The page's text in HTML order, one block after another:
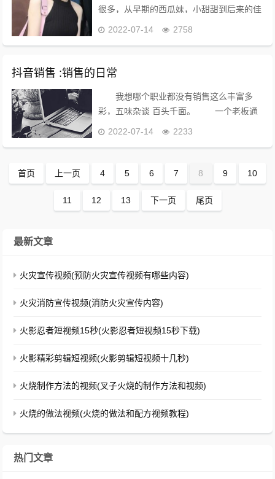
很多，从早期的西瓜妹，小甜甜到后来的佳
身材娇小...
2022-07-14 2758
抖音销售 :销售的日常
我想哪个职业都没有销售这么丰富多
彩，五味杂谈 百头千面。 一个老板通
格后。。。。...
2022-07-14 2233
首页 上一页 4 5 6 7 8 9 10
11 12 13 下一页 尾页
最新文章
火灾宣传视频(预防火灾宣传视频有哪些内容)
火灾消防宣传视频(消防火灾宣传内容)
火影忍者短视频15秒(火影忍者短视频15秒下载)
火影精彩剪辑短视频(火影剪辑短视频十几秒)
火烧制作方法的视频(叉子火烧的制作方法和视频)
火烧的做法视频(火烧的做法和配方视频教程)
热门文章